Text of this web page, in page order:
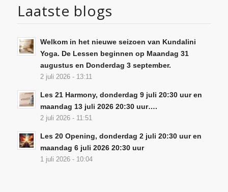
Laatste blogs
Welkom in het nieuwe seizoen van Kundalini
Yoga. De Lessen beginnen op Maandag 31
augustus en Donderdag 3 september.
2 juli 2026 - 13:11
Les 21 Harmony, donderdag 9 juli 20:30 uur en
maandag 13 juli 2026 20:30 uur….
2 juli 2026 - 11:51
Les 20 Opening, donderdag 2 juli 20:30 uur en
maandag 6 juli 2026 20:30 uur
1 juli 2026 - 10:04